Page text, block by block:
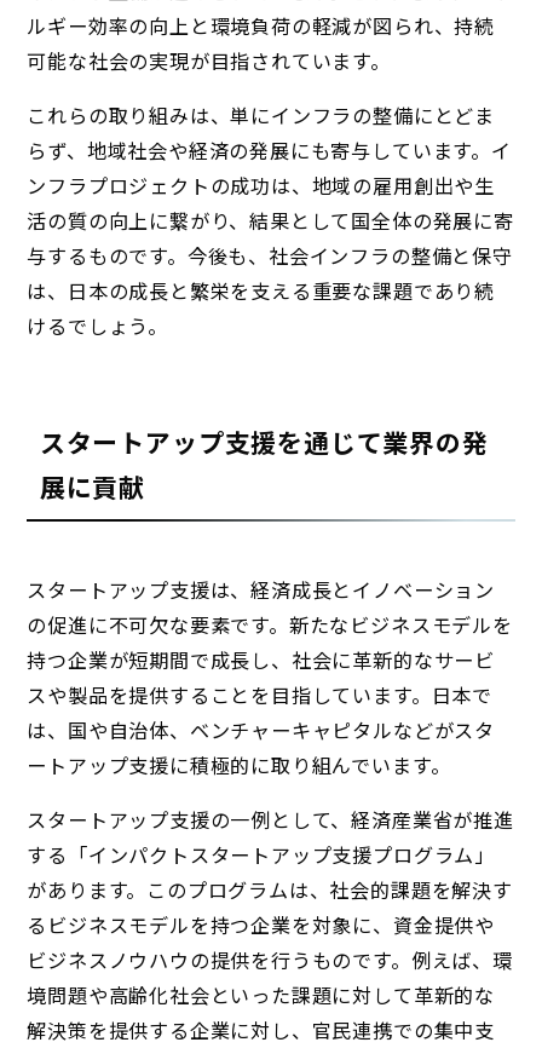
ルギー効率の向上と環境負荷の軽減が図られ、持続
可能な社会の実現が目指されています。
これらの取り組みは、単にインフラの整備にとどま
らず、地域社会や経済の発展にも寄与しています。イ
ンフラプロジェクトの成功は、地域の雇用創出や生
活の質の向上に繋がり、結果として国全体の発展に寄
与するものです。今後も、社会インフラの整備と保守
は、日本の成長と繁栄を支える重要な課題であり続
けるでしょう。
スタートアップ支援を通じて業界の発
展に貢献
スタートアップ支援は、経済成長とイノベーション
の促進に不可欠な要素です。新たなビジネスモデルを
持つ企業が短期間で成長し、社会に革新的なサービ
スや製品を提供することを目指しています。日本で
は、国や自治体、ベンチャーキャピタルなどがスタ
ートアップ支援に積極的に取り組んでいます。
スタートアップ支援の一例として、経済産業省が推進
する「インパクトスタートアップ支援プログラム」
があります。このプログラムは、社会的課題を解決す
るビジネスモデルを持つ企業を対象に、資金提供や
ビジネスノウハウの提供を行うものです。例えば、環
境問題や高齢化社会といった課題に対して革新的な
解決策を提供する企業に対し、官民連携での集中支